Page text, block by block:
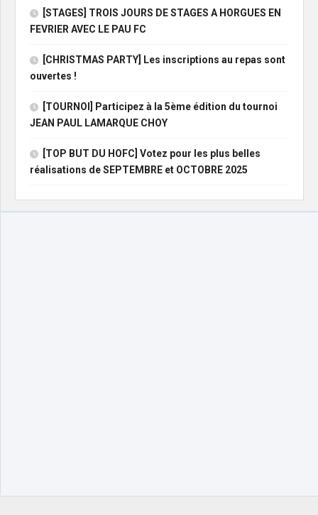
[STAGES] TROIS JOURS DE STAGES A HORGUES EN
FEVRIER AVEC LE PAU FC
[CHRISTMAS PARTY] Les inscriptions au repas sont
ouvertes !
[TOURNOI] Participez à la 5ème édition du tournoi
JEAN PAUL LAMARQUE CHOY
[TOP BUT DU HOFC] Votez pour les plus belles
réalisations de SEPTEMBRE et OCTOBRE 2025